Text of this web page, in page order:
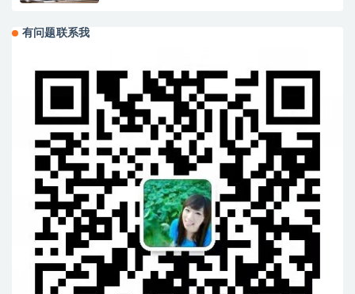
有问题联系我